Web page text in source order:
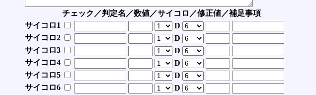
チェック／判定名／数値／サイコロ／修正値／補足事項
サイコロ1
D
サイコロ2
D
サイコロ3
D
サイコロ4
D
サイコロ5
D
サイコロ6
D